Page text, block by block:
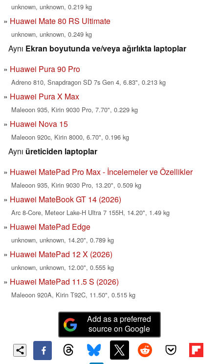
unknown, unknown, 0.219 kg
Huawei Mate 80 RS Ultimate
unknown, unknown, 0.249 kg
Aynı Ekran boyutunda ve/veya ağırlıkta laptoplar
Huawei Pura 90 Pro
Adreno 810, Snapdragon SD 7s Gen 4, 6.83", 0.213 kg
Huawei Pura X Max
Maleoon 935, Kirin 9030 Pro, 7.70", 0.229 kg
Huawei Nova 15
Maleoon 920c, Kirin 8000, 6.70", 0.196 kg
Aynı üreticiden laptoplar
Huawei MatePad Pro Max - İncelemeler ve Özellikler
Maleoon 935, Kirin 9030 Pro, 13.20", 0.509 kg
Huawei MateBook GT 14 (2026)
Arc 8-Core, Meteor Lake-H Ultra 7 155H, 14.20", 1.49 kg
Huawei MatePad Edge
unknown, unknown, 14.20", 0.789 kg
Huawei MatePad 12 X (2026)
unknown, unknown, 12.00", 0.555 kg
Huawei MatePad 11.5 S (2026)
Maleoon 920A, Kirin T92C, 11.50", 0.515 kg
Add as a preferred
source on Google